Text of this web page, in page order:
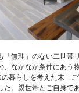
「無理」のない二世帯
、なかなか条件にあう
暮らしを考えた末「
た。親世帯とご自身で